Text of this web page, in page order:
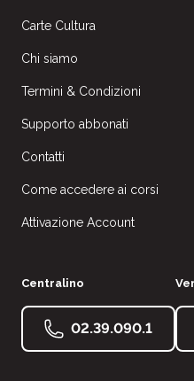
Carte Cultura
Chi siamo
Termini & Condizioni
Supporto abbonati
Contatti
Come accedere ai corsi
Attivazione Account
Centralino
02.39.090.1